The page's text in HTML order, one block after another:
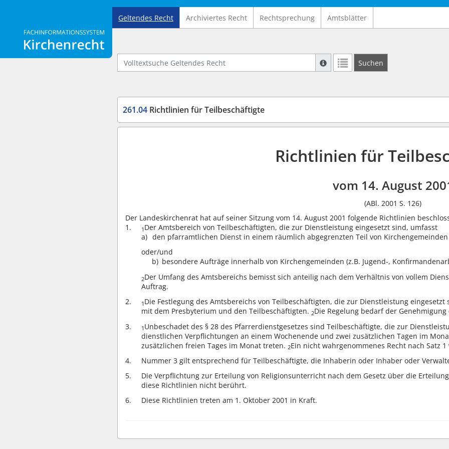
Logo Fachinformationssystem Kirchenrecht
Geltendes Recht Archiviertes Recht Rechtsprechung Amtsblätter
Volltextsuche Geltendes Recht
Suche mit Platzhalter "*", Bsp.
Suchen
261.04 Richtlinien für Teilbeschäftigte
Richtlinien für
vom 14. August
(ABl. 2001 S. 126)
Der Landeskirchenrat hat auf seiner Sitzung vom 14. August 2001 folgende Richtlinien
1 Der Amtsbereich von Teilbeschäftigten, die zur Dienstleistung eingesetzt sind, umfasst
den pfarramtlichen Dienst in einem räumlich abgegrenzten Teil von Kirchengemeinden
oder/und
b) besondere Aufträge innerhalb von Kirchengemeinden (z.B. Jugend-,
2Der Umfang des Amtsbereichs bemisst sich anteilig nach dem Verhältnis von vollem
Auftrag.
1 Die Festlegung des Amtsbereichs von Teilbeschäftigten, die zur Dienstleistung
mit dem Presbyterium und den Teilbeschäftigten. 2Die Regelung bedarf der
1 Unbeschadet des § 28 des Pfarrerdienstgesetzes sind Teilbeschäftigte, die zur
dienstlichen Verpflichtungen an einem Wochenende und zwei zusätzlichen Tagen im
zusätzlichen freien Tages im Monat treten. 2Ein nicht wahrgenommenes Recht nach Satz
Nummer 3 gilt entsprechend für Teilbeschäftigte, die Inhaberin oder Inhaber oder
Die Verpflichtung zur Erteilung von Religionsunterricht nach dem Gesetz über die
diese Richtlinien nicht berührt.
Diese Richtlinien treten am 1. Oktober 2001 in Kraft.